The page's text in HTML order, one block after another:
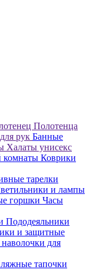
Полотенца
рук Банные
Халаты унисекс
комнаты Коврики
тарелки
и лампы
горшки Часы
Пододеяльники
и защитные
для
тапочки